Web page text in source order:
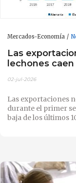
Mercados-Economía
Las
lechones caen
02-jul-2026
Las exportaciones
durante el primer
baja de los últimos